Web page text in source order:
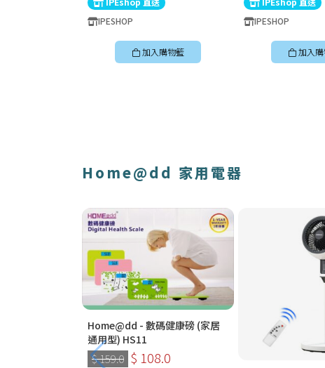
IPESHOP
加入購物籃
IPESHOP
加入
Home@dd 家用電器
Home@dd - 數碼健康磅 (家居
通用型) HS11
$ 159.0 $ 108.0